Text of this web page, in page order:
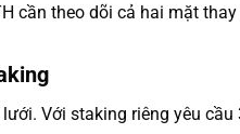
cần theo dõi cả hai mặt
Với staking riêng yêu